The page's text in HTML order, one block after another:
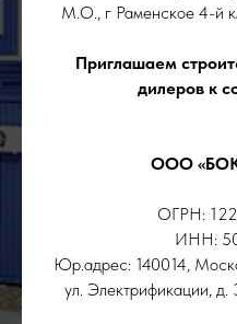
М.О., г Раменское 4-й
Приглашаем
дилеров к
ООО
ОГРН:
ИНН:
Юр.адрес: 140014,
ул. Электрификации,